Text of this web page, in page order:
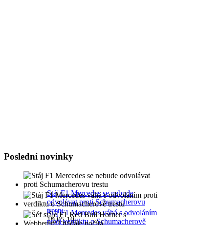
Poslední novinky
Stáj F1 Mercedes se nebude
odvolávat proti Schumacherovu
trestu
19.05.10
Stáj F1 Mercedes váhá s odvoláním
proti verdiktu o Schumacherově